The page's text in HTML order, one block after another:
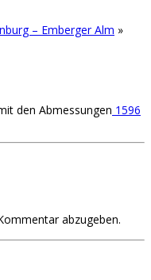
– Emberger Alm »
den Abmessungen 1596
abzugeben.